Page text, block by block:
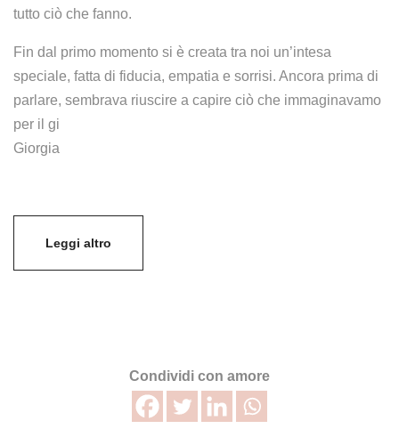
tutto ciò che fanno.
Fin dal primo momento si è creata tra noi un’intesa
speciale, fatta di fiducia, empatia e sorrisi. Ancora prima di
parlare, sembrava riuscire a capire ciò che immaginavamo
per il gi
Giorgia
Leggi altro
Condividi con amore